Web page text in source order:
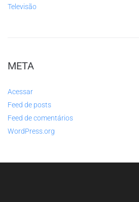
Televisão
META
Acessar
Feed de posts
Feed de comentários
WordPress.org